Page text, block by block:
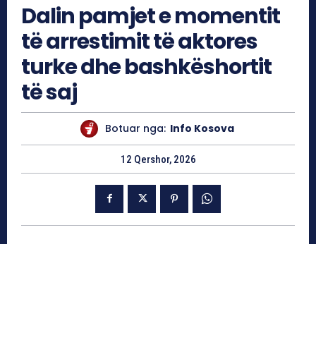
Dalin pamjet e momentit
të arrestimit të aktores
turke dhe bashkëshortit
të saj
Botuar nga: Info Kosova
12 Qershor, 2026